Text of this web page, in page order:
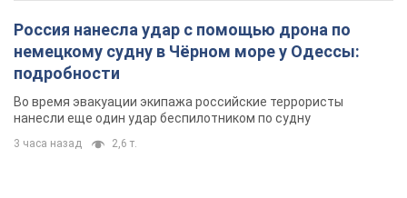
Россия нанесла удар с помощью дрона по
немецкому судну в Чёрном море у Одессы:
подробности
Во время эвакуации экипажа российские террористы
нанесли еще один удар беспилотником по судну
3 часа назад 2,6 т.